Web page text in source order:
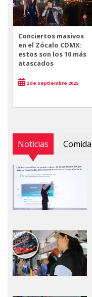
Conciertos masivos
en el Zócalo CDMX:
estos son los 10 más
atascados
2 de septiembre 2025
Noticias Comida